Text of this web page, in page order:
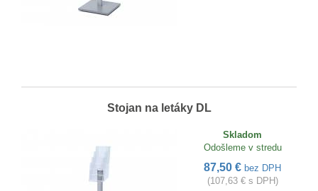
Stojan na letáky DL
Skladom
Odošleme v stredu
87,50 € bez DPH
(107,63 € s DPH)